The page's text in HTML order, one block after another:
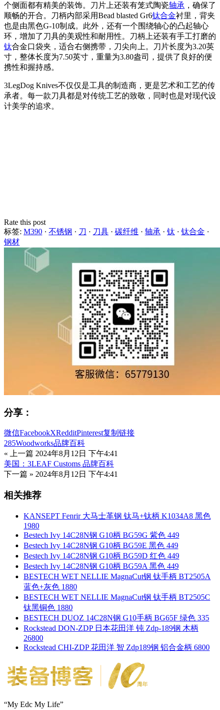
个侧面都有精美的装饰。刀片上还装有笼式陶瓷轴承 ，确保了
顺畅的开合。刀柄内部采用Bead blasted Gr6钛合金衬里，背夹
也是由黑色G-10制成。此外，还有一个围绕轴心的凸起轴心
环，增加了刀具的美观性和耐用性。刀柄上还装有手工打磨的
钛合金口袋夹，适合右侧携带，刀尖向上。刀片长度为3.20英
寸，整体长度为7.50英寸，重量为3.80盎司，提供了良好的便
携性和握持感。
3LegDog Knives不仅仅是工具的制造商，更是艺术和工艺的传
承者。每一款刀具都是对传统工艺的致敬，同时也是对现代设
计美学的追求。
Rate this post
标签: M390 · 不锈钢 · 刀 · 刀具 · 碳纤维 · 轴承 · 钛 · 钛合金 ·
钢材
分享：
微信FacebookXRedditPinterest复制链接
285Woodworks品牌百科
« 上一篇 2024年8月12日 下午4:41
美国：3LEAF Customs 品牌百科
下一篇 » 2024年8月12日 下午4:41
相关推荐
KANSEPT Fenrir 大马士革钢 钛马+钛柄 K1034A8 黑色
1980
Bestech Ivy 14C28N钢 G10柄 BG59G 紫色 449
Bestech Ivy 14C28N钢 G10柄 BG59E 黑色 449
Bestech Ivy 14C28N钢 G10柄 BG59D 红色 449
Bestech Ivy 14C28N钢 G10柄 BG59A 黑色 449
BESTECH WET NELLIE MagnaCut钢 钛手柄 BT2505A
蓝色+灰色 1880
BESTECH WET NELLIE MagnaCut钢 钛手柄 BT2505C
钛黑铜色 1880
BESTECH DUOZ 14C28N钢 G10手柄 BG65F 绿色 335
Rockstead DON-ZDP 日本花田洋 钝 Zdp-189钢 木柄
26800
Rockstead CHI-ZDP 花田洋 智 Zdp189钢 铝合金柄 6800
“My Edc My Life”